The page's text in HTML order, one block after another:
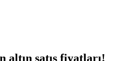
altın satış fiyatları!